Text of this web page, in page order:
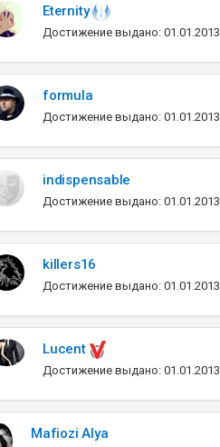
Eternity
Достижение выдано: 01.01.2013
formula
Достижение выдано: 01.01.2013
indispensable
Достижение выдано: 01.01.2013
killers16
Достижение выдано: 01.01.2013
Lucent
Достижение выдано: 01.01.2013
Mafiozi Alya